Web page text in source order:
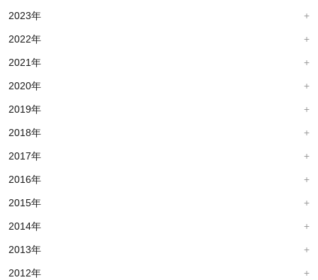
2023年
2022年
2021年
2020年
2019年
2018年
2017年
2016年
2015年
2014年
2013年
2012年